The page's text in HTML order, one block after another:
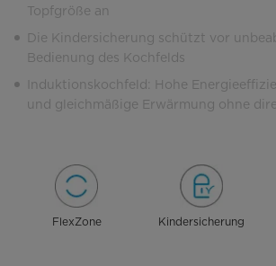
Topfgröße an
Die Kindersicherung schützt vor
Bedienung des Kochfelds
Induktionskochfeld: Hohe
und gleichmäßige Erwärmung ohne
FlexZone Kindersicherung